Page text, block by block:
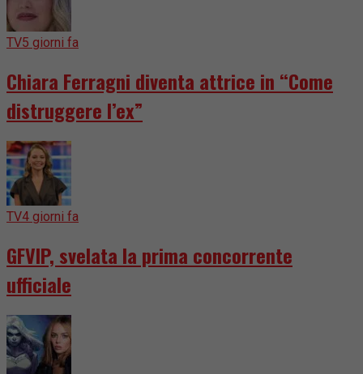
TV5 giorni fa
Chiara Ferragni diventa attrice in “Come
distruggere l’ex”
TV4 giorni fa
GFVIP, svelata la prima concorrente
ufficiale